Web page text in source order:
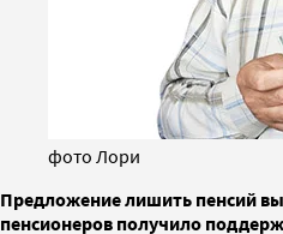
фото Лори
Предложение лишить пенсий
пенсионеров получило